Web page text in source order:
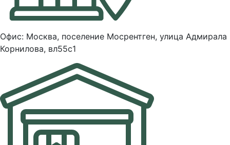
Офис: Москва, поселение Мосрентген, улица Адмирала
Корнилова, вл55с1